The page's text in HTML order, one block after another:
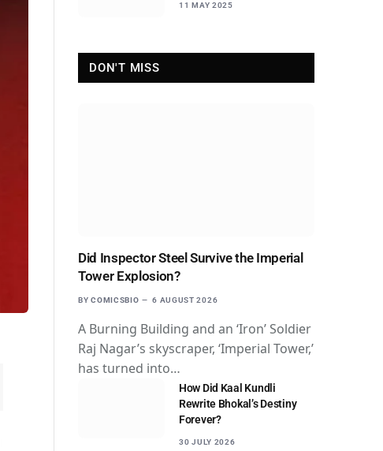
11 MAY 2025
DON'T MISS
Did Inspector Steel Survive the Imperial
Tower Explosion?
BY COMICSBIO 6 AUGUST 2026
A Burning Building and an ‘Iron’ Soldier
Raj Nagar’s skyscraper, ‘Imperial Tower,’
has turned into…
How Did Kaal Kundli
Rewrite Bhokal’s Destiny
Forever?
30 JULY 2026